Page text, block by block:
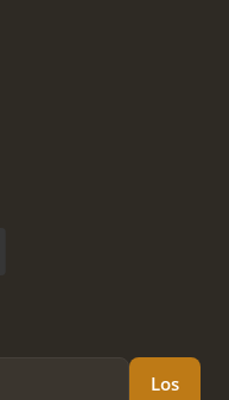
Los